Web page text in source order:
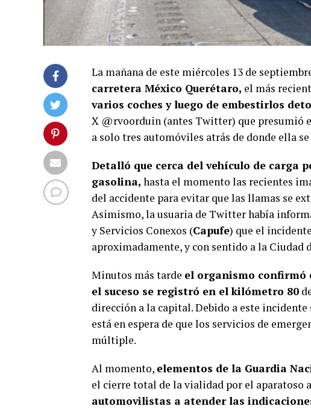
La mañana de este miércoles 13 de
carretera México Querétaro, el más
varios coches y luego de embestirlos
X @rvoorduin (antes Twitter) que presumió
a solo tres automóviles atrás de donde ella
Detalló que cerca del vehículo de carga
gasolina, hasta el momento las recientes
del accidente para evitar que las llamas se
Asimismo, la usuaria de Twitter había
y Servicios Conexos (Capufe) que el
aproximadamente, y con sentido a la Ciudad
Minutos más tarde el organismo confirmó
el suceso se registró en el kilómetro 80
dirección a la capital. Debido a este incidente
está en espera de que los servicios de
múltiple.
Al momento, elementos de la Guardia
el cierre total de la vialidad por el aparatoso
automovilistas a atender las